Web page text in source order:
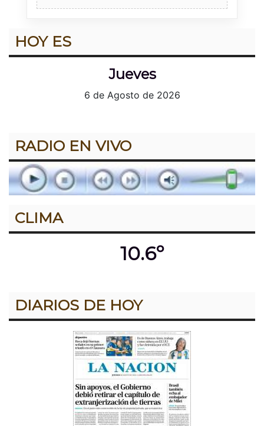
HOY ES
Jueves
6 de Agosto de 2026
RADIO EN VIVO
CLIMA
10.6º
DIARIOS DE HOY